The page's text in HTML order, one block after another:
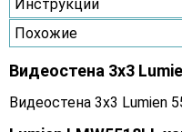
Инструкции
Похожие
Видеостена 3x3
Видеостена 3x3 Lumien